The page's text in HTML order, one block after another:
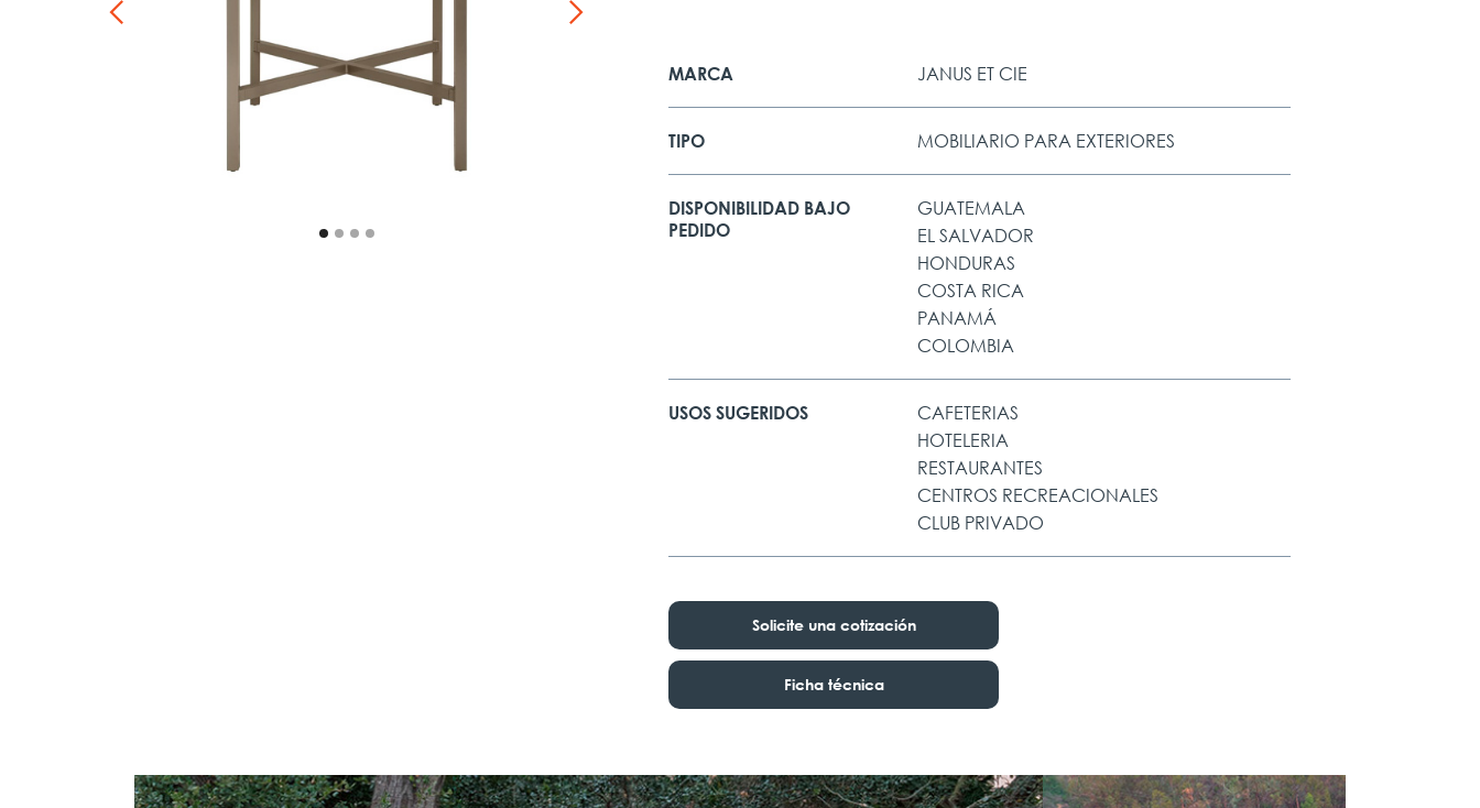
MARCA JANUS ET CIE
TIPO MOBILIARIO PARA EXTERIORES
DISPONIBILIDAD BAJO
PEDIDO
GUATEMALA
EL SALVADOR
HONDURAS
COSTA RICA
PANAMÁ
COLOMBIA
USOS SUGERIDOS
CAFETERIAS
HOTELERIA
RESTAURANTES
CENTROS RECREACIONALES
CLUB PRIVADO
Solicite una cotización
Ficha técnica